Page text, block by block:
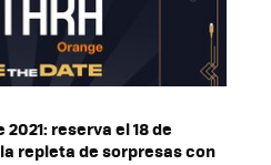
reserva el 18 de
repleta de sorpresas con